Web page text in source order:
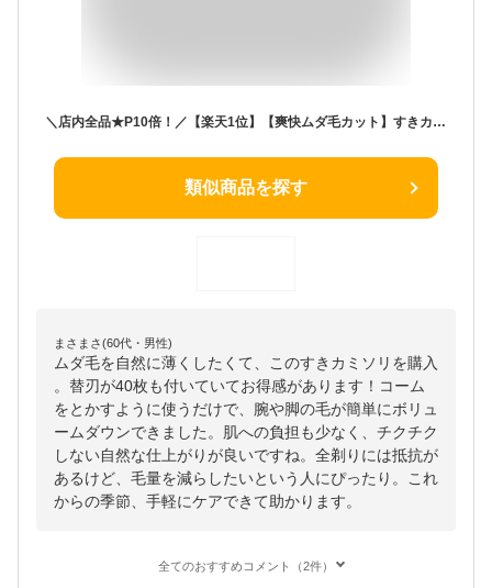
＼店内全品★P10倍！／【楽天1位】【爽快ムダ毛カット】すきカミソリ スキカミソリ 替刃40枚付き 剃刀 メンズ レディース 男性 女性 ヘアトリマー コーム スキバサミ ボディ 全身 ムダ毛 体毛 スネ毛 腕 脚 足 脱毛 除毛 ギフト
類似商品を探す
まさまさ(60代・男性)
ムダ毛を自然に薄くしたくて、このすきカミソリを購入
。替刃が40枚も付いていてお得感があります！コーム
をとかすように使うだけで、腕や脚の毛が簡単にボリュ
ームダウンできました。肌への負担も少なく、チクチク
しない自然な仕上がりが良いですね。全剃りには抵抗が
あるけど、毛量を減らしたいという人にぴったり。これ
からの季節、手軽にケアできて助かります。
全てのおすすめコメント（2件）